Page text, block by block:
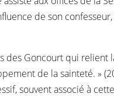
de son
des Goncourt qui relient
de la sainteté. »
souvent associé à